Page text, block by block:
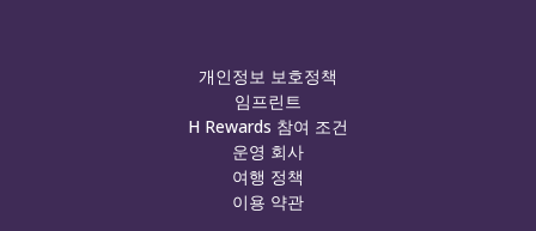
개인정보 보호정책
임프린트
H Rewards 참여 조건
운영 회사
여행 정책
이용 약관